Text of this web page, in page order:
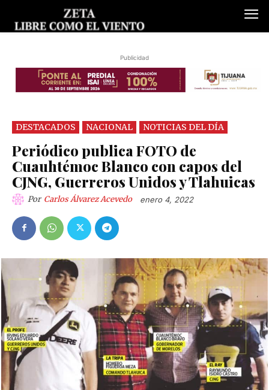
Publicidad
DESTACADOS NACIONAL NOTICIAS DEL DÍA
Periódico publica FOTO de
Cuauhtémoc Blanco con capos del
CJNG, Guerreros Unidos y Tlahuicas
Por Carlos Álvarez Acevedo enero 4, 2022